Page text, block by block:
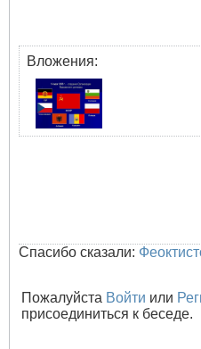
Вложения:
Спасибо сказали:
Пожалуйста Войти или
присоединиться к беседе.